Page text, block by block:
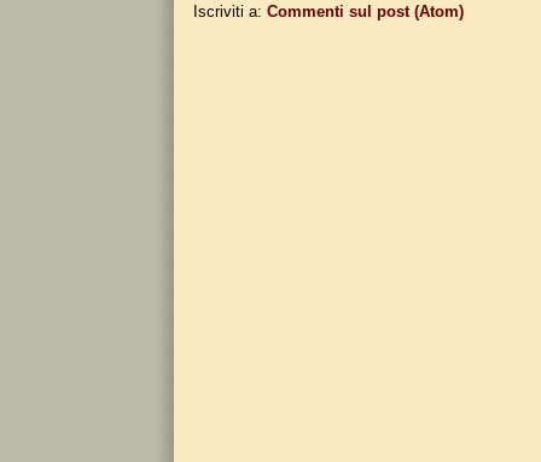
Iscriviti a: Commenti sul post (Atom)